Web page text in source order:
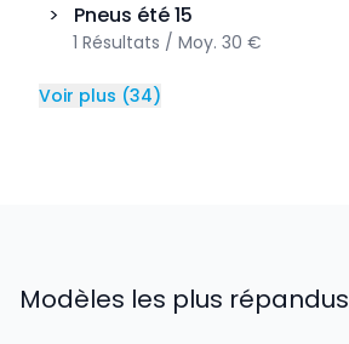
> Pneus été15
1 Résultats / Moy. 30 €
Voir plus (34)
Modèles les plus répandus